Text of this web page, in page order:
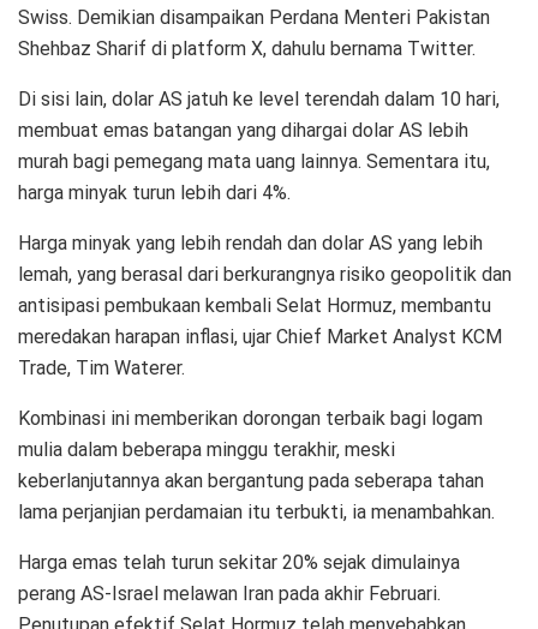
Swiss. Demikian disampaikan Perdana Menteri Pakistan
Shehbaz Sharif di platform X, dahulu bernama Twitter.
Di sisi lain, dolar AS jatuh ke level terendah dalam 10 hari,
membuat emas batangan yang dihargai dolar AS lebih
murah bagi pemegang mata uang lainnya. Sementara itu,
harga minyak turun lebih dari 4%.
Harga minyak yang lebih rendah dan dolar AS yang lebih
lemah, yang berasal dari berkurangnya risiko geopolitik dan
antisipasi pembukaan kembali Selat Hormuz, membantu
meredakan harapan inflasi, ujar Chief Market Analyst KCM
Trade, Tim Waterer.
Kombinasi ini memberikan dorongan terbaik bagi logam
mulia dalam beberapa minggu terakhir, meski
keberlanjutannya akan bergantung pada seberapa tahan
lama perjanjian perdamaian itu terbukti, ia menambahkan.
Harga emas telah turun sekitar 20% sejak dimulainya
perang AS-Israel melawan Iran pada akhir Februari.